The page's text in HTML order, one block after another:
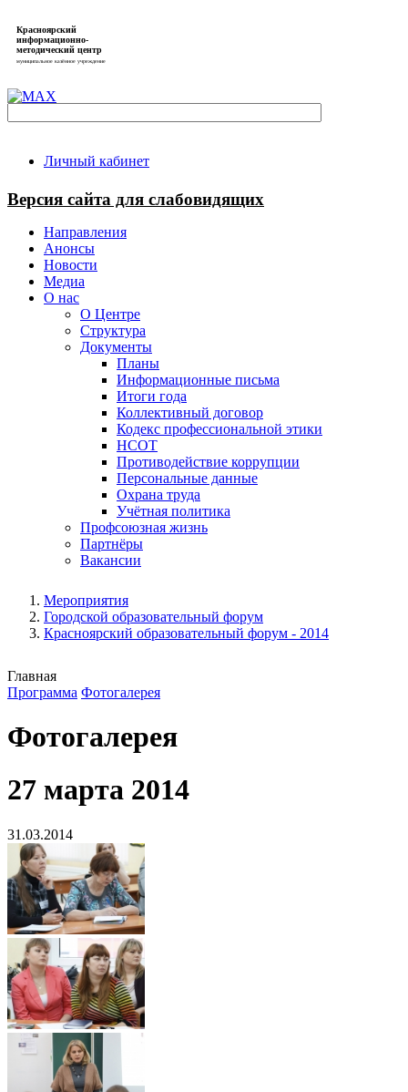
Красноярский
информационно-
методический центр
муниципальное казённое учреждение
Личный кабинет
Версия сайта для слабовидящих
Направления
Анонсы
Новости
Медиа
О нас
О Центре
Структура
Документы
Планы
Информационные письма
Итоги года
Коллективный договор
Кодекс профессиональной этики
НСОТ
Противодействие коррупции
Персональные данные
Охрана труда
Учётная политика
Профсоюзная жизнь
Партнёры
Вакансии
Мероприятия
Городской образовательный форум
Красноярский образовательный форум - 2014
Главная
Программа Фотогалерея
Фотогалерея
27 марта 2014
31.03.2014